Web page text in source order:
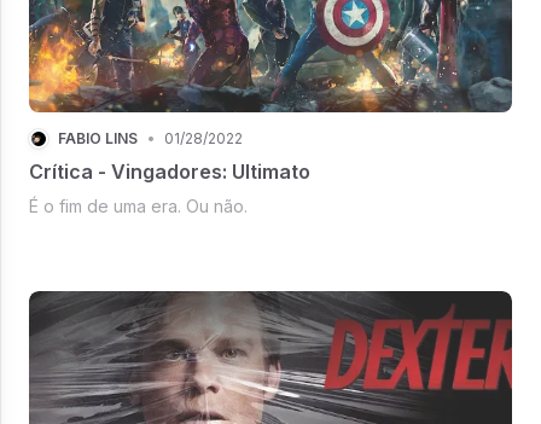
FÁBIO LINS • 01/28/2022
Crítica - Vingadores: Ultimato
É o fim de uma era. Ou não.